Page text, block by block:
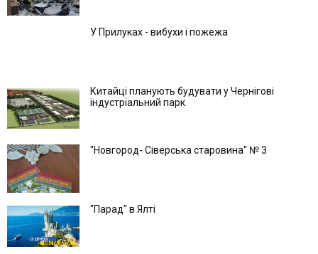
У Прилуках - вибухи і пожежа
Китайці планують будувати у Чернігові
індустріальний парк
"Новгород- Сіверська старовина" № 3
"Парад" в Ялті